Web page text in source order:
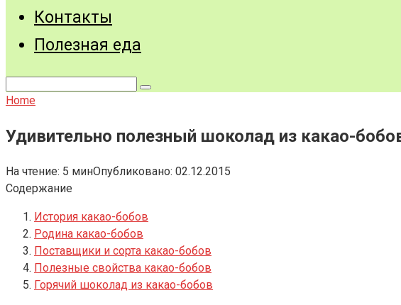
Контакты
Полезная еда
Home
Удивительно полезный шоколад из какао-
На чтение: 5 минОпубликовано: 02.12.2015
Содержание
История какао-бобов
Родина какао-бобов
Поставщики и сорта какао-бобов
Полезные свойства какао-бобов
Горячий шоколад из какао-бобов